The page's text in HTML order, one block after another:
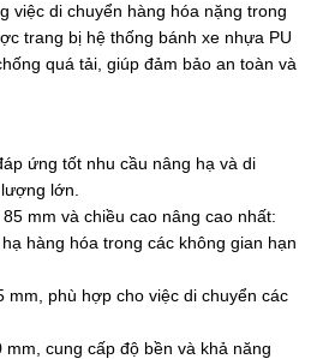
việc di chuyển hàng hóa nặng trong
trang bị hệ thống bánh xe nhựa PU
quá tải, giúp đảm bảo an toàn và
ứng tốt nhu cầu nâng hạ và di
lớn.
mm và chiều cao nâng cao nhất:
hàng hóa trong các không gian hạn
mm, phù hợp cho việc di chuyển các
cung cấp độ bền và khả năng